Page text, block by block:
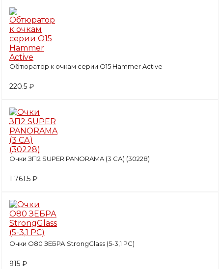
Обтюратор к очкам серии О15 Hammer Active
220.5 ₽
Очки ЗП2 SUPER PANORAMA (3 СА) (30228)
1 761.5 ₽
Очки О80 ЗЕБРА StrongGlass (5-3,1 PC)
915 ₽